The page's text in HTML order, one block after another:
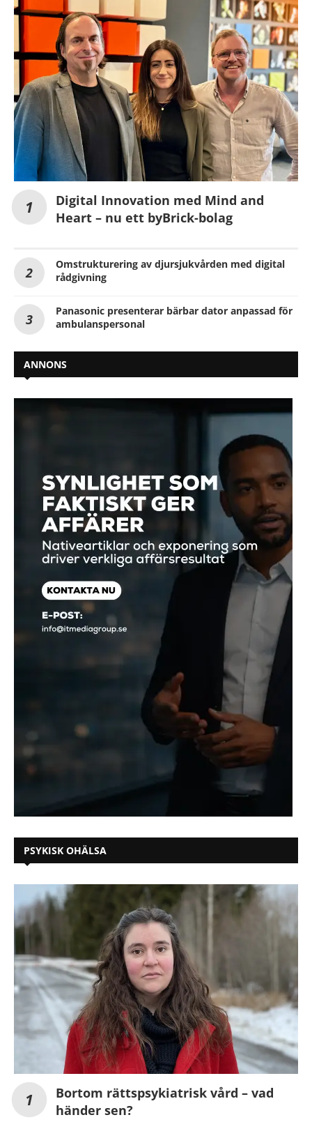
Digital Innovation med Mind and
Heart – nu ett byBrick-bolag
Omstrukturering av djursjukvården med digital
rådgivning
Panasonic presenterar bärbar dator anpassad för
ambulanspersonal
ANNONS
PSYKISK OHÄLSA
Bortom rättspsykiatrisk vård – vad
händer sen?